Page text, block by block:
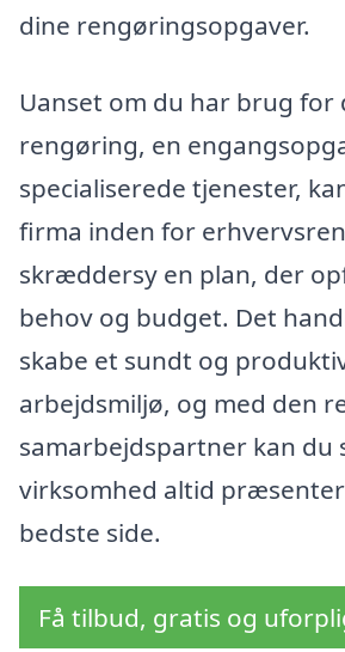
dine rengøringsopgaver.
Uanset om du har brug for
rengøring, en
specialiserede tjenester,
firma inden for
skræddersy en plan, der
behov og budget. Det
skabe et sundt og
arbejdsmiljø, og med den
samarbejdspartner kan du
virksomhed altid
bedste side.
Få tilbud, gratis og